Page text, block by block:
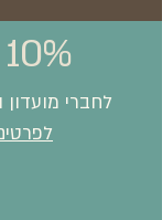
10% הנחה
לחברי